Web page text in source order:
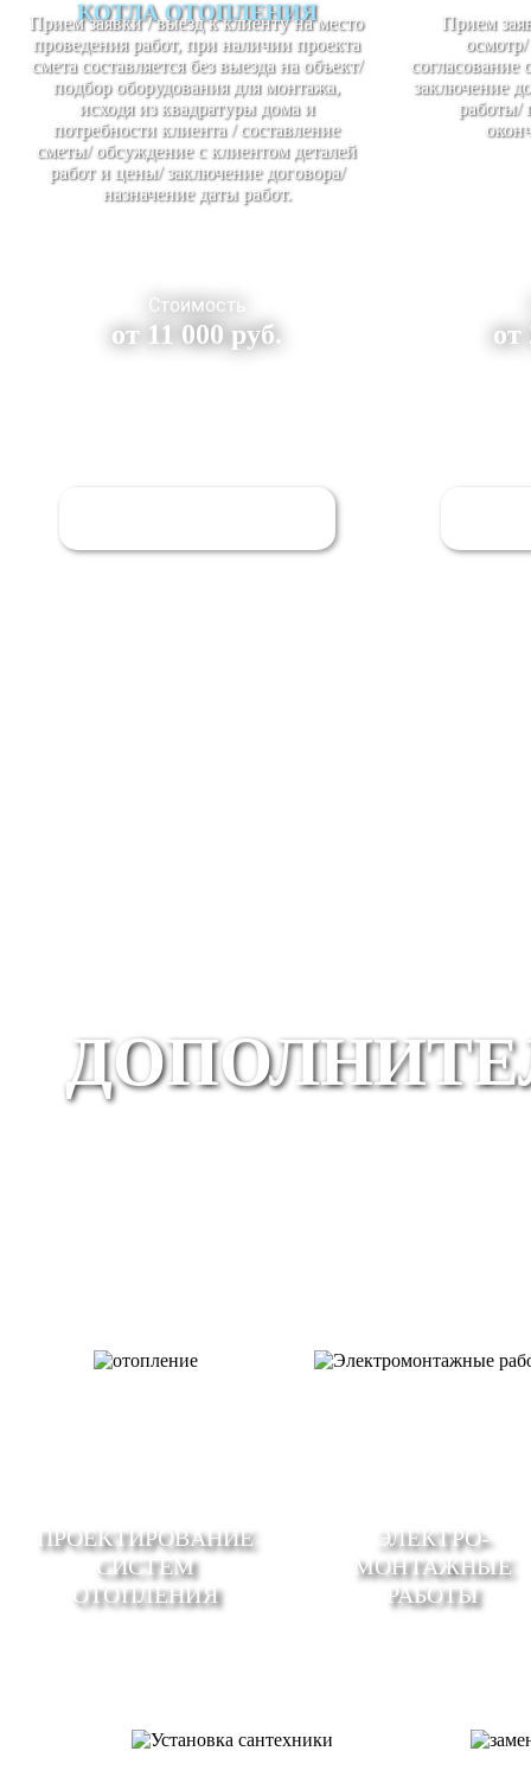
КОТЛА ОТОПЛЕНИЯ
Прием заявки / выезд к клиенту на место
проведения работ, при наличии проекта
смета составляется без выезда на объект/
подбор оборудования для монтажа,
исходя из квадратуры дома и
потребности клиента / составление
сметы/ обсуждение с клиентом деталей
работ и цены/ заключение договора/
назначение даты работ.
Стоимость
от 11 000 руб.
Прием
согласование
заключение
работы/
от
ПРОЕКТИРОВАНИЕ
СИСТЕМ
ОТОПЛЕНИЯ
ЭЛЕКТРО-
МОНТАЖНЫЕ
РАБОТЫ